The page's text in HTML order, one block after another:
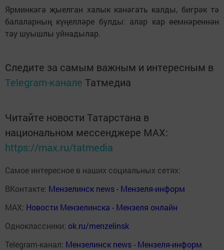
Ярминкәгә җыелган халык канәгать калды, бигрәк тә
балаларның күңелләре булды: алар кар өемнәреннән
тау шуышлы уйнадылар.
Следите за самым важным и интересным в
Telegram-канале Татмедиа
Читайте новости Татарстана в
национальном мессенджере MАХ:
https://max.ru/tatmedia
Самое интересное в наших социальных сетях:
ВКонтакте: Мензелинск news - Мензеля-информ
MAX: Новости Мензелинска - Мензеля онлайн
Одноклассники: ok.ru/menzelinsk
Telegram-канал: Мензелинск news - Мензеля-информ